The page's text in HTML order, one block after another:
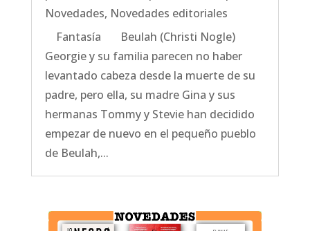
Novedades, Novedades editoriales
Fantasía Beulah (Christi Nogle)
Georgie y su familia parecen no haber
levantado cabeza desde la muerte de su
padre, pero ella, su madre Gina y sus
hermanas Tommy y Stevie han decidido
empezar de nuevo en el pequeño pueblo
de Beulah,...